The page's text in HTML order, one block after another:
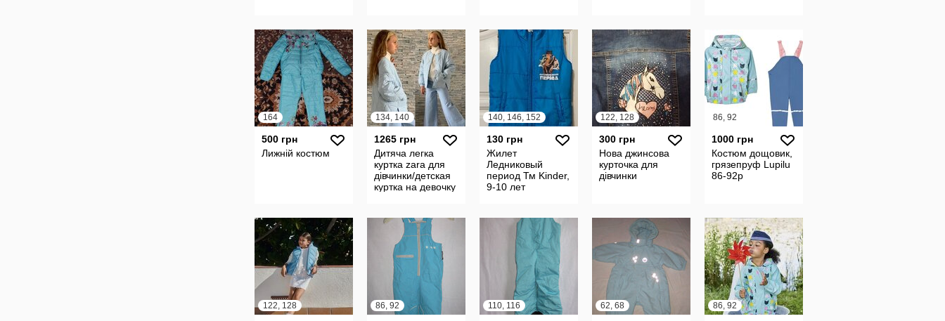
164
500 грн
Лижній костюм
134, 140
1265 грн
Дитяча легка
куртка zara для
дівчинки/детская
куртка на девочку
140, 146, 152
130 грн
Жилет
Ледниковый
период Тм Kinder,
9-10 лет
122, 128
300 грн
Нова джинсова
курточка для
дівчинки
86, 92
1000 грн
Костюм дощовик,
грязепруф Lupilu
86-92р
122, 128 86, 92 110, 116 62, 68 86, 92